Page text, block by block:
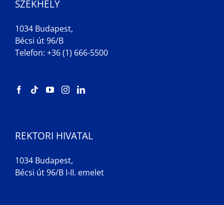
SZÉKHELY
1034 Budapest,
Bécsi út 96/B
Telefon: +36 (1) 666-5500
REKTORI HIVATAL
1034 Budapest,
Bécsi út 96/B I-II. emelet